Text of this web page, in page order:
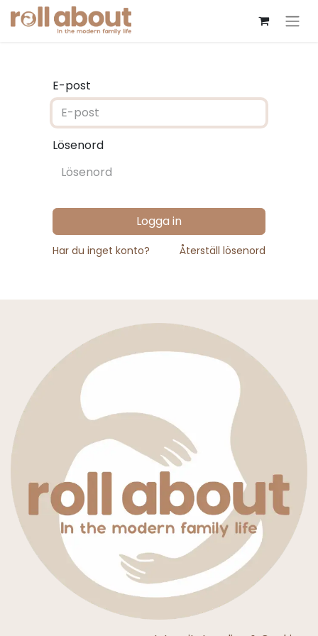
E-post
Lösenord
Logga in
Har du inget konto? Återställ lösenord